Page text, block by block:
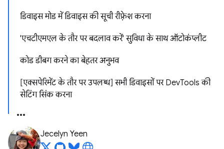
डिवाइस मोड में डिवाइस की सूची रीफ़्रेश करना
'एचटीएमएल के तौर पर बदलाव करें' सुविधा के साथ ऑटोकंप्लीट
कोड डीबग करने का बेहतर अनुभव
[एक्सपेरिमेंट के तौर पर उपलब्ध] सभी डिवाइसों पर DevTools की
सेटिंग सिंक करना
Jecelyn Yeen